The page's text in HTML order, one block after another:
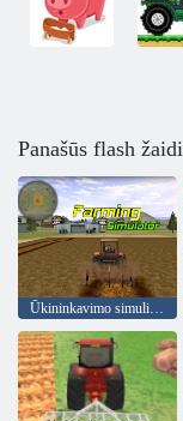
Panašūs flash
Ūkininkavimo simuliatorius